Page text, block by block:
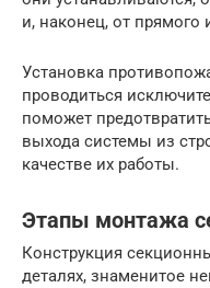
и, наконец, от прямого
Установка
проводиться
поможет
выхода системы из
качестве их работы.
Этапы монтажа
Конструкция
деталях, знаменитое